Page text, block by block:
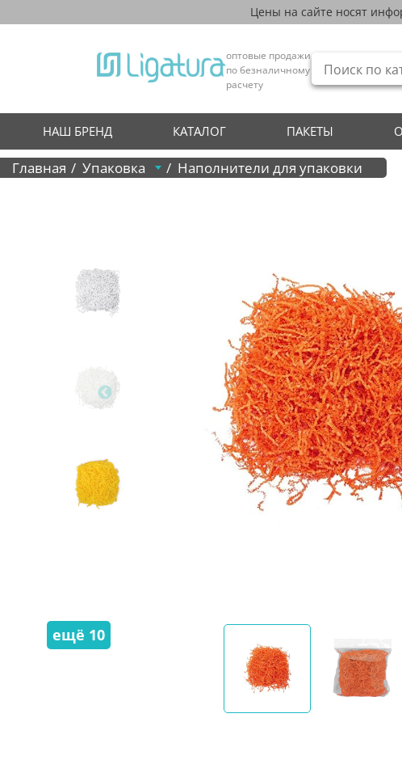
Цены на сайте носят
оптовые продажи
по безналичному
расчету
НАШ БРЕНД КАТАЛОГ ПАКЕТЫ
Главная Упаковка Наполнители для упаковки
ещё 10